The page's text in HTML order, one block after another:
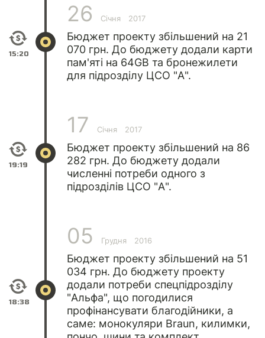
15:20
26 Січня 2017
Бюджет проекту збільшений на 21
070 грн. До бюджету додали карти
пам'яті на 64GB та бронежилети
для підрозділу ЦСО "А".
19:19
17 Січня 2017
Бюджет проекту збільшений на 86
282 грн. До бюджету додали
численні потреби одного з
підрозділів ЦСО "А".
18:38
05 Грудня 2016
Бюджет проекту збільшений на 51
034 грн. До бюджету проекту
додали потреби спецпідрозділу
"Альфа", що погодилися
профінансувати благодійники, а
саме: монокуляри Braun, килимки,